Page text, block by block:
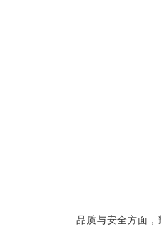
品质与安全方面